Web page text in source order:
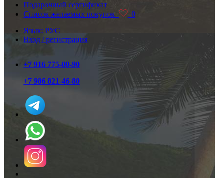
Подарочный сертификат
Список желаемых покупок
0
Язык: РУС
Вход / регистрация
+7 916 775-00-90
+7 986 821-46-80